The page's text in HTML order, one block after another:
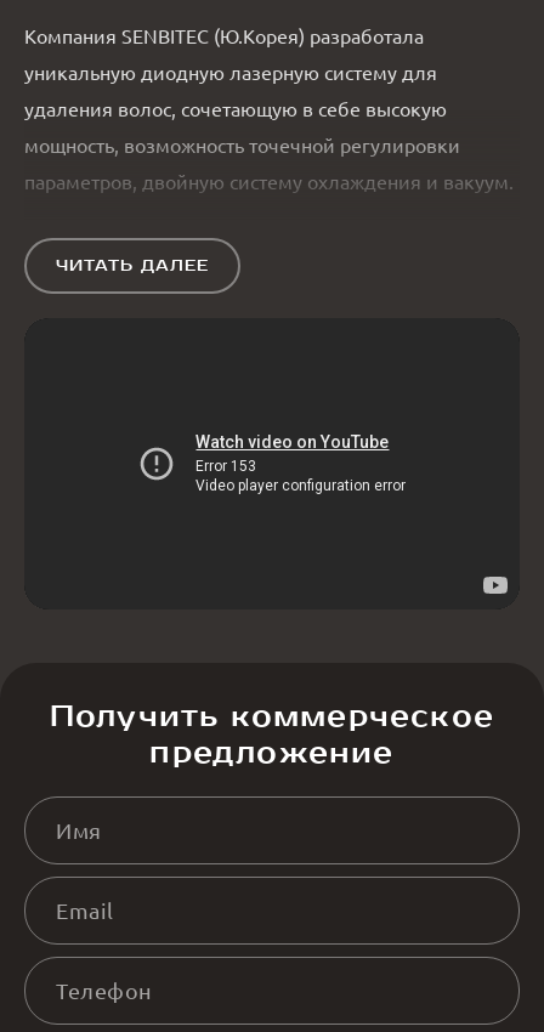
Компания SENBITEC (Ю.Корея) разработала
уникальную диодную лазерную систему для
удаления волос, сочетающую в себе высокую
мощность, возможность точечной регулировки
параметров, двойную систему охлаждения и вакуум.
SELENE подходит для безболезненного удаления
всех типов волос на всех фототипах кожи, в любое
ЧИТАТЬ ДАЛЕЕ
Получить коммерческое
предложение